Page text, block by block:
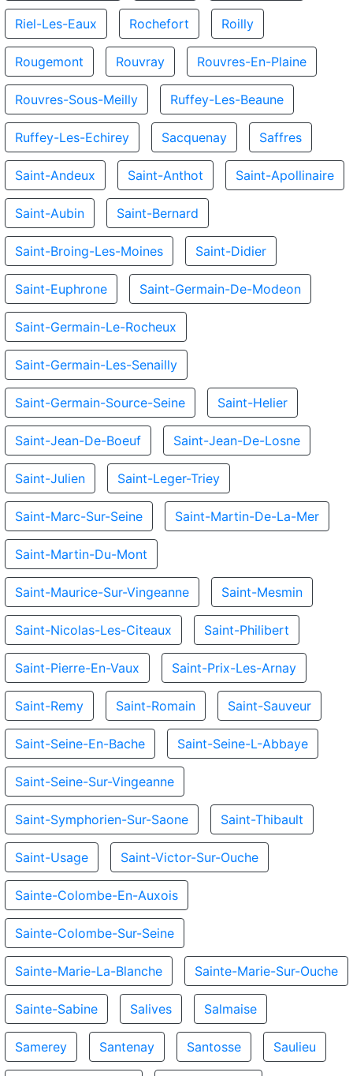
Riel-Les-Eaux Rochefort Roilly
Rougemont Rouvray Rouvres-En-Plaine
Rouvres-Sous-Meilly Ruffey-Les-Beaune
Ruffey-Les-Echirey Sacquenay Saffres
Saint-Andeux Saint-Anthot Saint-Apollinaire
Saint-Aubin Saint-Bernard
Saint-Broing-Les-Moines Saint-Didier
Saint-Euphrone Saint-Germain-De-Modeon
Saint-Germain-Le-Rocheux
Saint-Germain-Les-Senailly
Saint-Germain-Source-Seine Saint-Helier
Saint-Jean-De-Boeuf Saint-Jean-De-Losne
Saint-Julien Saint-Leger-Triey
Saint-Marc-Sur-Seine Saint-Martin-De-La-Mer
Saint-Martin-Du-Mont
Saint-Maurice-Sur-Vingeanne Saint-Mesmin
Saint-Nicolas-Les-Citeaux Saint-Philibert
Saint-Pierre-En-Vaux Saint-Prix-Les-Arnay
Saint-Remy Saint-Romain Saint-Sauveur
Saint-Seine-En-Bache Saint-Seine-L-Abbaye
Saint-Seine-Sur-Vingeanne
Saint-Symphorien-Sur-Saone Saint-Thibault
Saint-Usage Saint-Victor-Sur-Ouche
Sainte-Colombe-En-Auxois
Sainte-Colombe-Sur-Seine
Sainte-Marie-La-Blanche Sainte-Marie-Sur-Ouche
Sainte-Sabine Salives Salmaise
Samerey Santenay Santosse Saulieu